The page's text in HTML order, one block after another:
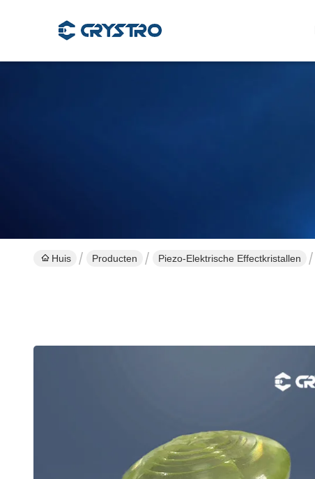
Huis Producten Piezo-Elektrische Effectkristallen